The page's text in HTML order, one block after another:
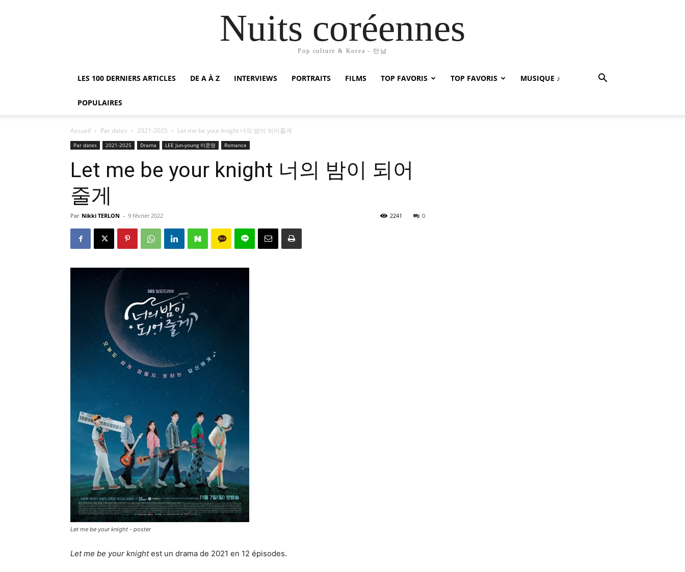
Nuits coréennes
Pop culture & Korea - 만남
LES 100 DERNIERS ARTICLES DE A À Z INTERVIEWS PORTRAITS FILMS TOP FAVORIS TOP FAVORIS MUSIQUE ♪
POPULAIRES
Accueil Par dates 2021-2025 Let me be your knight 너의 밤이 되어줄게
Par dates 2021-2025 Drama LEE Jun-young 이준영 Romance
Let me be your knight 너의 밤이 되어
줄게
Par Nikki TERLON - 9 février 2022 0
2241
Let me be your knight - poster
Let me be your knightest un drama de 2021 en 12 épisodes.